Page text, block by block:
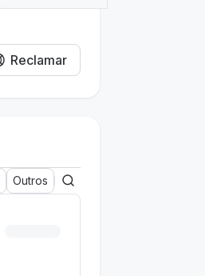
Reclamar
Outros